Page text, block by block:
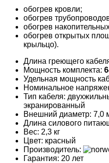
обогрев кровли;
обогрев
обогрев
обогрев открытых
крыльцо).
Длина греющего
Мощность комплекта:
Удельная мощность
Номинальное
Тип кабеля:
экранированный
Внешний диаметр: 7,0
Длина силового
Вес: 2,3 кг
Цвет: красный
Производитель:
Гарантия: 20 лет